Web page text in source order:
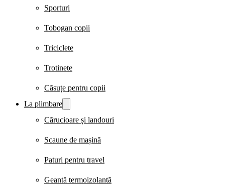
Sporturi
Tobogan copii
Triciclete
Trotinete
Căsuțe pentru copii
La plimbare
Cărucioare și landouri
Scaune de mașină
Paturi pentru travel
Geantă termoizolantă